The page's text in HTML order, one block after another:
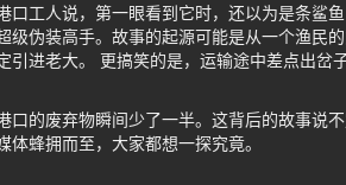
工人说，第一眼看到它时，还以为是条鲨
伪装高手。故事的起源可能是从一个渔民的
进老大。 更搞笑的是，运输途中差点出岔
的废弃物瞬间少了一半。这背后的故事说
蜂拥而至，大家都想一探究竟。